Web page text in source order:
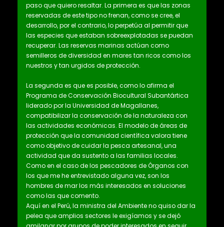
paso que quiero resaltar. La primera es que las zonas
reservadas de este tipo no frenan, como se cree, el
desarrollo, por el contrario, lo perpetúa al permitir que
las especies que estaban sobreexplotadas se puedan
recuperar. Las reservas marinas actúan como
semilleros de diversidad en mares tan ricos como los
nuestros y tan urgidos de protección.
La segunda es que es posible, como lo afirma el
Programa de Conservación Biocultural Subantártica
liderado por la Universidad de Magallanes,
compatibilizar la conservación de la naturaleza con
las actividades económicas. El modelo de áreas de
protección que la comunidad científica valora tiene
como objetivo de cuidar la pesca artesanal, una
actividad que da sustento a las familias locales.
Como en el caso de los pescadores de Órganos con
los que me he entrevistado alguna vez, son los
hombres de mar los más interesados en soluciones
como las que comento.
Aquí en el Perú, la ministra del Ambiente no quiso dar la
pelea que amplios sectores le exigíamos y se dejó